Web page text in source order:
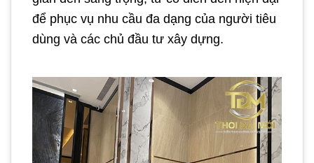
để phục vụ nhu cầu đa dạng của người tiêu
dùng và các chủ đầu tư xây dựng.